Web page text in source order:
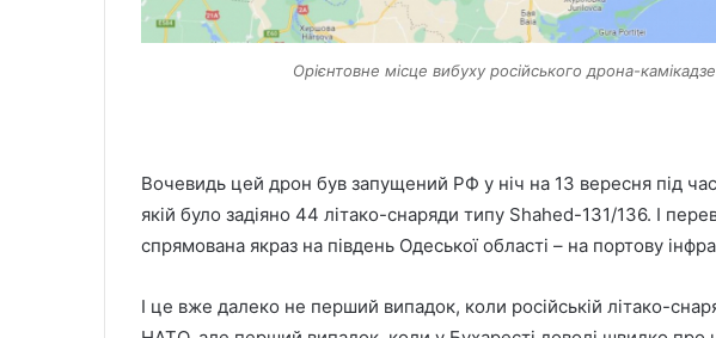
Орієнтовне місце вибуху російського дрона-
Вочевидь цей дрон був запущений РФ у ніч на 13 вересня під
якій було задіяно 44 літако-снаряди типу Shahed-131/136. І
спрямована якраз на південь Одеської області – на портову
І це вже далеко не перший випадок, коли російській літако-